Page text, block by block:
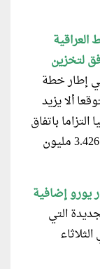
لتخزين
إطار خطة
ألا يزيد
يوميا التزاما باتفاق
“اوبك”، وأن صادرات مارس لن تزيد على 3.426 مليون
اليورو ضخ 5.7 مليار يورو إضافية
التي